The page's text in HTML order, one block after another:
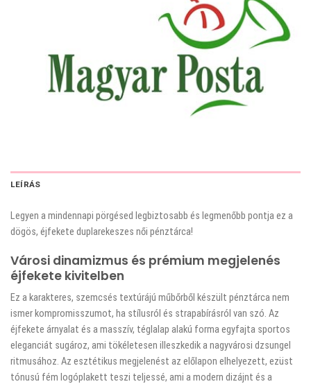
LEÍRÁS
Legyen a mindennapi pörgésed legbiztosabb és legmenőbb pontja ez a
dögös, éjfekete duplarekeszes női pénztárca!
Városi dinamizmus és prémium megjelenés
éjfekete kivitelben
Ez a karakteres, szemcsés textúrájú műbőrből készült pénztárca nem
ismer kompromisszumot, ha stílusról és strapabírásról van szó. Az
éjfekete árnyalat és a masszív, téglalap alakú forma egyfajta sportos
eleganciát sugároz, ami tökéletesen illeszkedik a nagyvárosi dzsungel
ritmusához. Az esztétikus megjelenést az előlapon elhelyezett, ezüst
tónusú fém logóplakett teszi teljessé, ami a modern dizájnt és a